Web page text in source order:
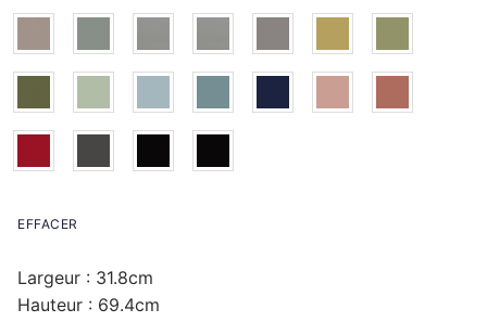
EFFACER
Largeur : 31.8cm
Hauteur : 69.4cm